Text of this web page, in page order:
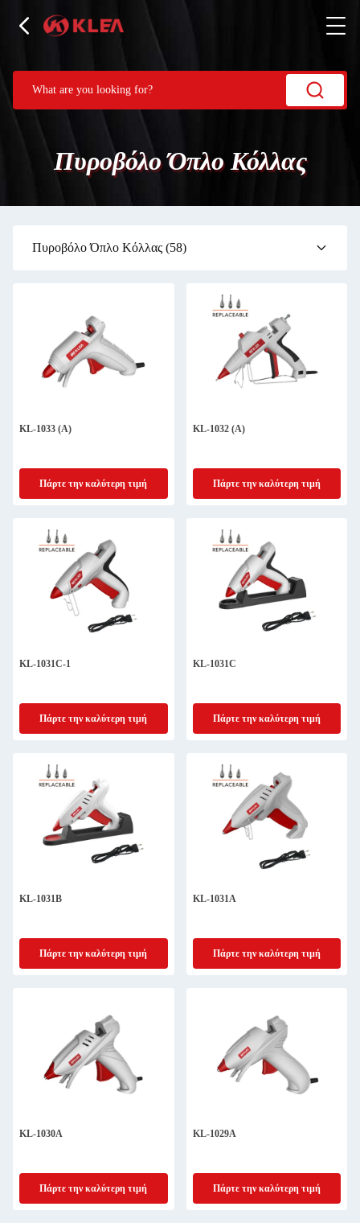
Πυροβόλο Όπλο Κόλλας
Πυροβόλο Όπλο Κόλλας (58)
KL-1033 (Α)
Πάρτε την καλύτερη τιμή
KL-1032 (Α)
Πάρτε την καλύτερη τιμή
KL-1031C-1
Πάρτε την καλύτερη τιμή
KL-1031C
Πάρτε την καλύτερη τιμή
KL-1031B
Πάρτε την καλύτερη τιμή
KL-1031Α
Πάρτε την καλύτερη τιμή
KL-1030A
Πάρτε την καλύτερη τιμή
KL-1029Α
Πάρτε την καλύτερη τιμή